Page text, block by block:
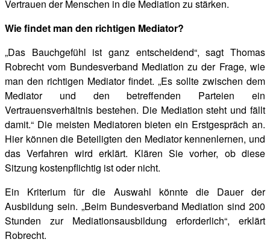
Vertrauen der Menschen in die Mediation zu stärken.
Wie findet man den richtigen Mediator?
„Das Bauchgefühl ist ganz entscheidend“, sagt Thomas
Robrecht vom Bundesverband Mediation zu der Frage, wie
man den richtigen Mediator findet. „Es sollte zwischen dem
Mediator und den betreffenden Parteien ein
Vertrauensverhältnis bestehen. Die Mediation steht und fällt
damit.“ Die meisten Mediatoren bieten ein Erstgespräch an.
Hier können die Beteiligten den Mediator kennenlernen, und
das Verfahren wird erklärt. Klären Sie vorher, ob diese
Sitzung kostenpflichtig ist oder nicht.
Ein Kriterium für die Auswahl könnte die Dauer der
Ausbildung sein. „Beim Bundesverband Mediation sind 200
Stunden zur Mediationsausbildung erforderlich“, erklärt
Robrecht.